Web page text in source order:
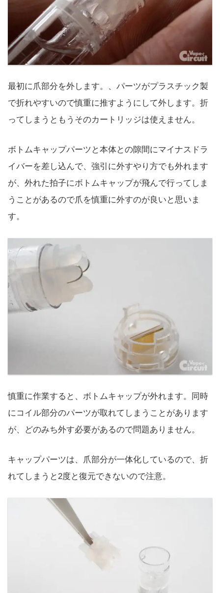
最初に爪部分を外します。、パーツがプラスチック製
で折れやすいので慎重に推すようにして外します。折
ってしまうともうそのカートリッジは使えません。
ボトムキャップパーツと本体との隙間にマイナスドラ
イバーを差し込んで、強引に外すやり方でも外れます
が、外れた拍子にボトムキャップが飛んで行ってしま
うことがあるので爪を慎重に外すのが良いと思いま
す。
慎重に作業すると、ボトムキャップが外れます。同時
にコイル部分のパーツが取れてしまうことがあります
が、どのみち外す必要があるので問題ありません。
キャップパーツは、爪部分が一体化しているので、折
れてしまうと2度と復元できないので注意。